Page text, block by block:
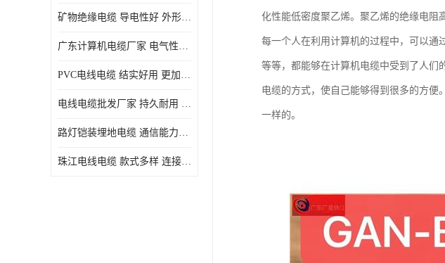
矿物绝缘电缆 导电性好 外形美观大方
广东计算机电缆厂家 电气性能稳定 外形美观大方
PVC电线电缆 结实好用 更加省时省力
电线电缆批发厂家 持久耐用 铜芯含量高
路灯铠装埋地电缆 通信能力强 受外界干扰小
珠江电线电缆 款式多样 连接可靠安全
化性能低密度聚乙烯。聚乙烯的绝缘电阻
每一个人在利用计算机的过程中，可以通
等等，都能够在计算机电缆中受到了人们
电缆的方式，使自己能够得到很多的方便
一样的。